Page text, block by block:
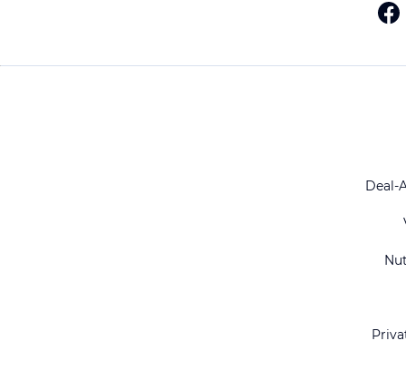
Deal-